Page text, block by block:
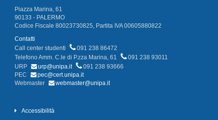
Piazza Marina, 61
90133 - PALERMO
Codice Fiscale 80023730825, Partita IVA 00605880822
Contatti
Call center studenti
091 238 86472
Telefono Amm. C.le di P.zza Marina, 61
091 238 93011
URP
urp@unipa.it
091 238 93666
PEC
pec@cert.unipa.it
Webmaster
webmaster@unipa.it
Accessibilità